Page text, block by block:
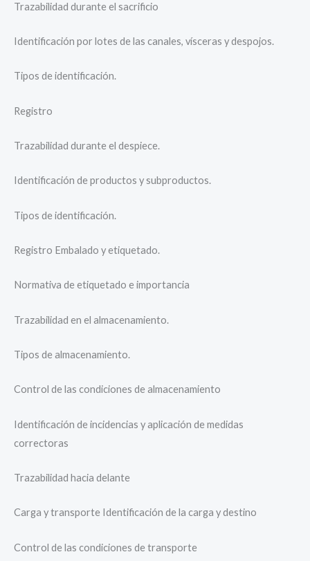
Trazabilidad durante el sacrificio
Identificación por lotes de las canales, vísceras y despojos.
Tipos de identificación.
Registro
Trazabilidad durante el despiece.
Identificación de productos y subproductos.
Tipos de identificación.
Registro Embalado y etiquetado.
Normativa de etiquetado e importancia
Trazabilidad en el almacenamiento.
Tipos de almacenamiento.
Control de las condiciones de almacenamiento
Identificación de incidencias y aplicación de medidas
correctoras
Trazabilidad hacia delante
Carga y transporte Identificación de la carga y destino
Control de las condiciones de transporte